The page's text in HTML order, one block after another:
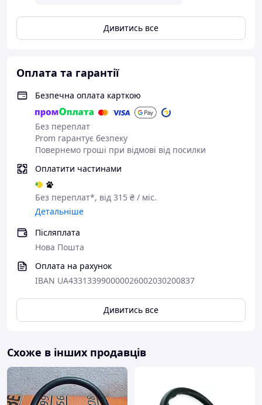
Дивитись все
Оплата та гарантії
Безпечна оплата карткою
Без переплат
Prom гарантує безпеку
Повернемо гроші при відмові від посилки
Оплатити частинами
Без переплат*, від 315 ₴ / міс.
Детальніше
Післяплата
Нова Пошта
Оплата на рахунок
IBAN UA433133990000026002030200837
Дивитись все
Схоже в інших продавців